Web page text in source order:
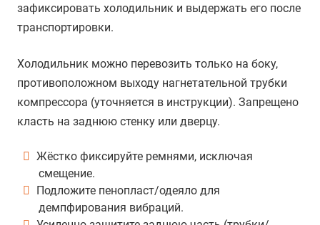
зафиксировать холодильник и выдержать его после
транспортировки.
Холодильник можно перевозить только на боку,
противоположном выходу нагнетательной трубки
компрессора (уточняется в инструкции). Запрещено
класть на заднюю стенку или дверцу.
Жёстко фиксируйте ремнями, исключая
смещение.
Подложите пенопласт/одеяло для
демпфирования вибраций.